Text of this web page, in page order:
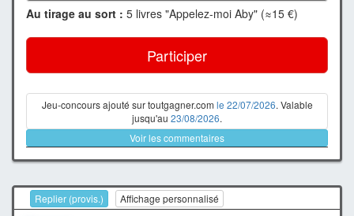
Au tirage au sort : 5 livres "Appelez-moi Aby" (≈15 €)
Participer
Jeu-concours ajouté sur toutgagner.com le 22/07/2026. Valable
jusqu'au 23/08/2026.
Voir les commentaires
Replier (provis.) Affichage personnalisé